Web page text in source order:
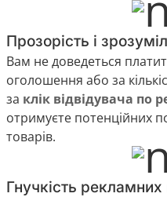
Прозорість і
Вам не доведеться
оголошення або за
за клік відвідувача
отримуєте потенційних
товарів.
Гнучкість рекламних